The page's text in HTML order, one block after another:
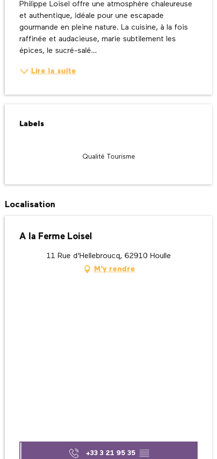
Philippe Loisel offre une atmosphère chaleureuse
et authentique, idéale pour une escapade
gourmande en pleine nature. La cuisine, à la fois
raffinée et audacieuse, marie subtilement les
épices, le sucré-salé...
Lire la suite
Labels
Labels
Qualité Tourisme
Localisation
A la Ferme Loisel
11 Rue d'Hellebroucq, 62910 Houlle
M'y rendre
+33 3 21 95 35 ▒▒